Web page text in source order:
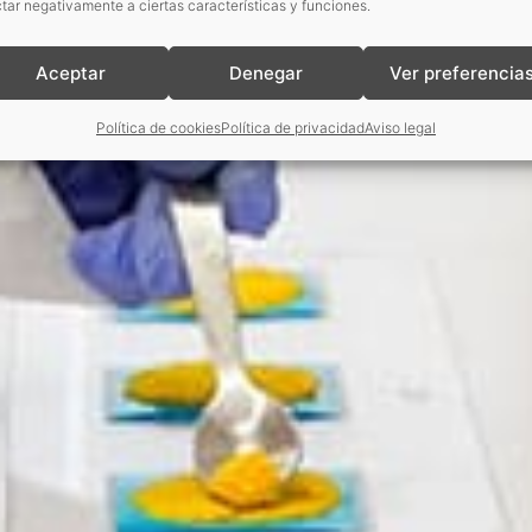
negativamente a ciertas características y funciones.
Aceptar Denegar Ver
Política de cookiesPolítica de privacidadAviso legal